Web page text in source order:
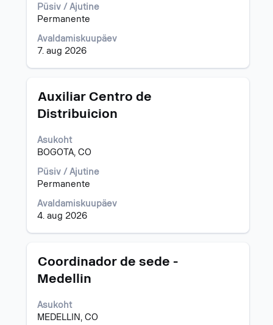
Püsiv / Ajutine
Permanente
Avaldamiskuupäev
7. aug 2026
valige
tühikuklahviga.
Ametinimetus
Auxiliar Centro de
Distribuicion
Asukoht
BOGOTA, CO
Püsiv / Ajutine
Permanente
Avaldamiskuupäev
4. aug 2026
Töö
täieliku
kuvamiseks
valige
tühikuklahviga.
Ametinimetus
Coordinador de sede -
Medellin
Asukoht
MEDELLIN, CO
Töö
täieliku
kuvamiseks
valige